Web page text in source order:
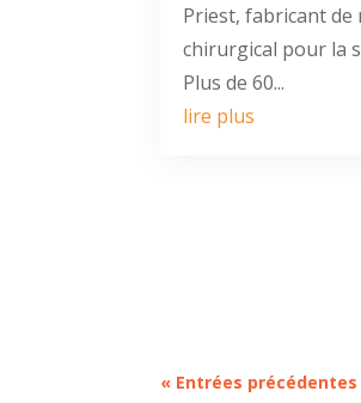
Priest, fabricant de
chirurgical pour la
Plus de 60...
lire plus
« Entrées précédentes